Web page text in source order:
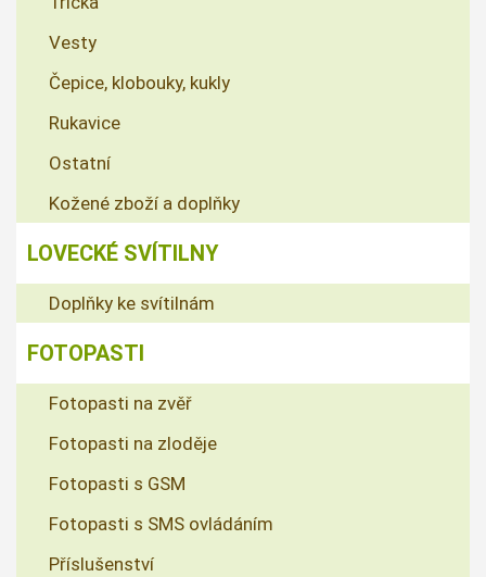
Vesty
Čepice, klobouky, kukly
Rukavice
Ostatní
Kožené zboží a doplňky
LOVECKÉ SVÍTILNY
Doplňky ke svítilnám
FOTOPASTI
Fotopasti na zvěř
Fotopasti na zloděje
Fotopasti s GSM
Fotopasti s SMS ovládáním
Příslušenství